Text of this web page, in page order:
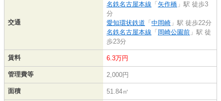
交通
名鉄名古屋本線 「 矢作橋 」駅 徒歩3
分
愛知環状鉄道 「 中岡崎 」駅 徒歩22分
名鉄名古屋本線 「 岡崎公園前 」駅 徒
歩23分
賃料 6.3万円
管理費等 2,000円
面積 51.84㎡